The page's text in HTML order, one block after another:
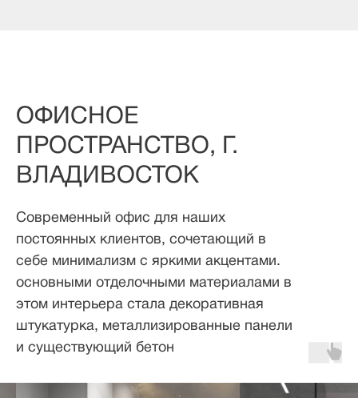
ОФИСНОЕ
ПРОСТРАНСТВО, Г.
ВЛАДИВОСТОК
Современный офис для наших
постоянных клиентов, сочетающий в
себе минимализм с яркими акцентами.
основными отделочными материалами в
этом интерьера стала декоративная
штукатурка, металлизированные панели
и существующий бетон